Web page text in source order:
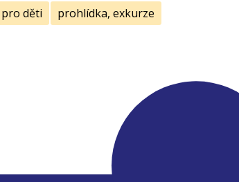
pro děti
prohlídka, exkurze